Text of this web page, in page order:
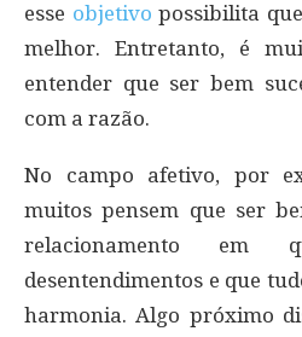
esse objetivopossibilita
melhor. Entretanto, é
entender que ser bem
com a razão.
No campo afetivo, por
muitos pensem que ser
relacionamento em
desentendimentos e que
harmonia. Algo próximo